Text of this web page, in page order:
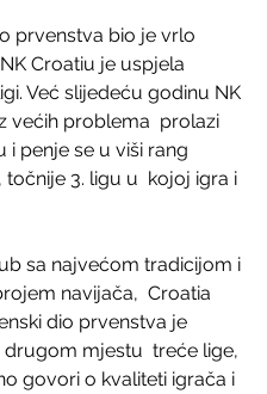
prvenstva bio je vrlo
Croatiu je uspjela
Već slijedeću godinu NK
većih problema  prolazi
i penje se u viši rang
točnije 3. ligu u  kojoj igra i
sa najvećom tradicijom i
navijača,  Croatia
dio prvenstva je
drugom mjestu  treće lige,
govori o kvaliteti igrača i